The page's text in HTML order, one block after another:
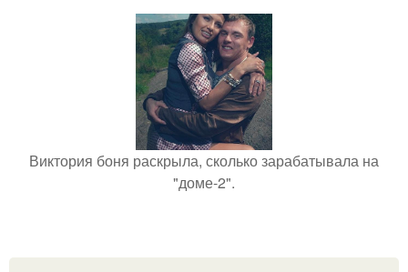
Виктория боня раскрыла, сколько зарабатывала на
"доме-2".